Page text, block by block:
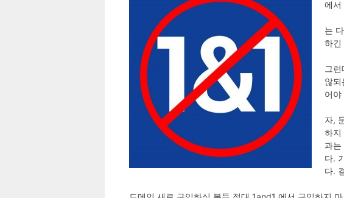
에서
는
하긴
그
않
어
자,
하지
과는
다.
다.